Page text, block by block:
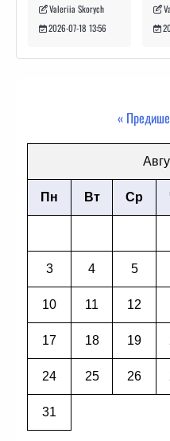
Valeriia Skorych
2026-07-18 13:56
«
Пн Вт Ср
3 4 5
10 11 12
17 18 19
24 25 26
31